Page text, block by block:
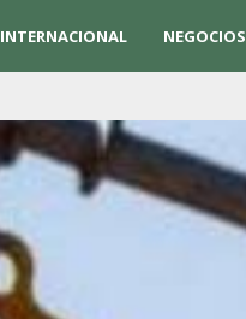
INTERNACIONAL NEGOCIOS